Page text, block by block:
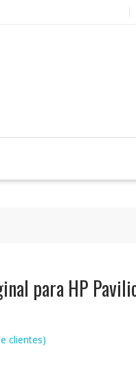
para HP
clientes)